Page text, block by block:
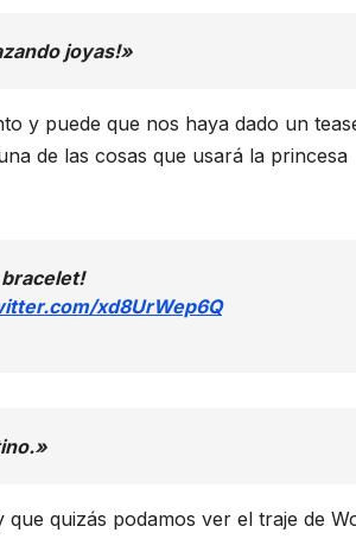
joyas!»
y puede que nos haya dado un
de las cosas que usará la princesa
xd8UrWep6Q
quizás podamos ver el traje de